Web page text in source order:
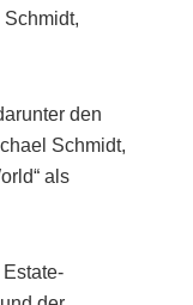
den
Schmidt,
als